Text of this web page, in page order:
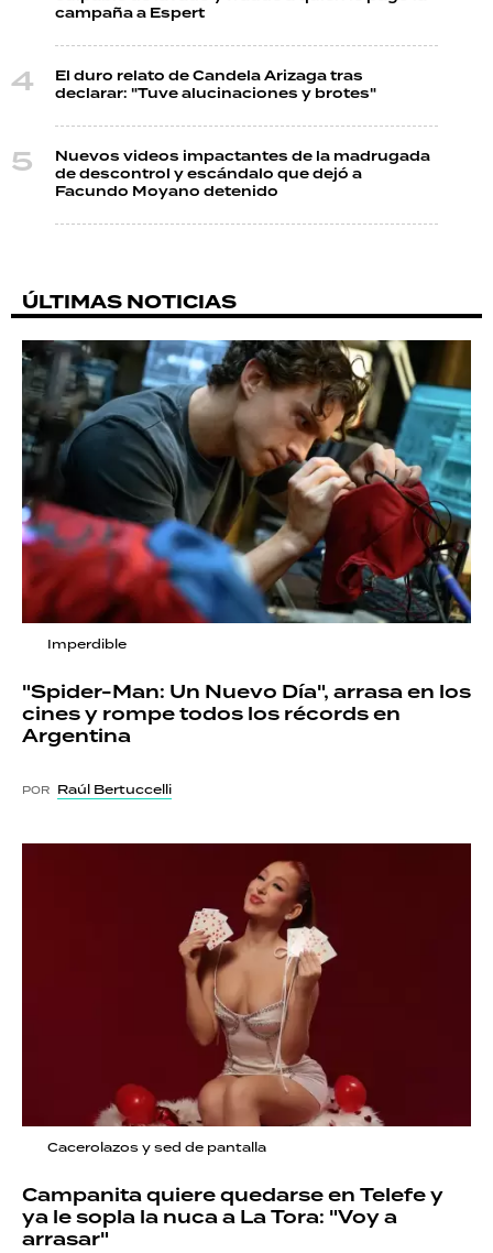
campaña a Espert
El duro relato de Candela Arizaga tras
declarar: "Tuve alucinaciones y brotes"
Nuevos videos impactantes de la madrugada
de descontrol y escándalo que dejó a
Facundo Moyano detenido
ÚLTIMAS NOTICIAS
Imperdible
"Spider-Man: Un Nuevo Día", arrasa en los
cines y rompe todos los récords en
Argentina
POR Raúl Bertuccelli
Cacerolazos y sed de pantalla
Campanita quiere quedarse en Telefe y
ya le sopla la nuca a La Tora: "Voy a
arrasar"